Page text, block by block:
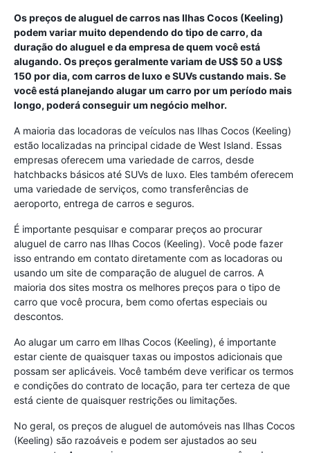
Os preços de aluguel de carros nas Ilhas Cocos (Keeling)
podem variar muito dependendo do tipo de carro, da
duração do aluguel e da empresa de quem você está
alugando. Os preços geralmente variam de US$ 50 a US$
150 por dia, com carros de luxo e SUVs custando mais. Se
você está planejando alugar um carro por um período mais
longo, poderá conseguir um negócio melhor.
A maioria das locadoras de veículos nas Ilhas Cocos (Keeling)
estão localizadas na principal cidade de West Island. Essas
empresas oferecem uma variedade de carros, desde
hatchbacks básicos até SUVs de luxo. Eles também oferecem
uma variedade de serviços, como transferências de
aeroporto, entrega de carros e seguros.
É importante pesquisar e comparar preços ao procurar
aluguel de carro nas Ilhas Cocos (Keeling). Você pode fazer
isso entrando em contato diretamente com as locadoras ou
usando um site de comparação de aluguel de carros. A
maioria dos sites mostra os melhores preços para o tipo de
carro que você procura, bem como ofertas especiais ou
descontos.
Ao alugar um carro em Ilhas Cocos (Keeling), é importante
estar ciente de quaisquer taxas ou impostos adicionais que
possam ser aplicáveis. Você também deve verificar os termos
e condições do contrato de locação, para ter certeza de que
está ciente de quaisquer restrições ou limitações.
No geral, os preços de aluguel de automóveis nas Ilhas Cocos
(Keeling) são razoáveis ​​e podem ser ajustados ao seu